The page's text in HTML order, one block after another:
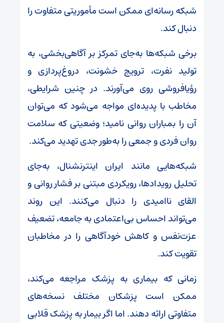
شبکه رسانه‌ای ممکن است مأموریتی متفاوت را
دنبال کند.
برخی شبکه‌ها به‌جای تمرکز بر آگاهی‌بخشی، به
تولید نفرت، ترویج خشونت، دروغ‌پردازی و
رؤیافروشی روی می‌آورند. در چنین شرایطی،
مخاطب با پدیده‌ای مواجه می‌شود که می‌توان
آن را بمباران روانی نامید؛ وضعیتی که سلامت
روان فردی و جمعی را به‌طور جدی تهدید می‌کند.
شبکه‌هایی مانند ایران اینترنشنال، به‌جای
تحلیل رویدادها، رویکردی مبتنی بر فشار روانی و
القای ناامیدی را دنبال می‌کنند. این روند
می‌تواند احساس بی‌اعتمادی به جامعه، تضعیف
عزت‌نفس و کاهش خودآگاهی را در مخاطبان
تقویت کند.
زمانی که بیماری به پزشک مراجعه می‌کند،
ممکن است پزشکان مختلف نسخه‌های
متفاوتی ارائه دهند. اما اگر بیمار به پزشک قلابی